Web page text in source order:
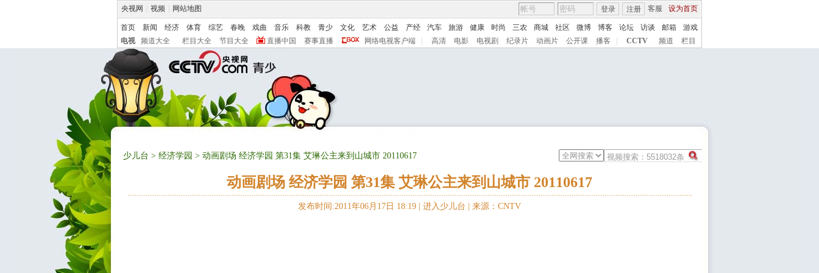
央视网 视频 网站地图 客服 设为首页
登录 注册
首页 新闻 经济 体育 综艺 春晚 戏曲 音乐 科教 青少 文化 艺术 公益 产经 汽车 旅游 健康 时尚 三农 商城 社区 微博 博客 论坛 访谈 邮箱
游戏
电视
频道大全 栏目大全 节目大全 直播中国 赛事直播 网络电视客户端 高清 电影 电视剧 纪录片 动画片 公开课 播客 CCTV 频道 栏目
少儿台 > 经济学园 > 动画剧场 经济学园 第31集 艾琳公主来到山城市 20110617
动画剧场 经济学园 第31集 艾琳公主来到山城市 20110617
发布时间:2011年06月17日 18:19 | 进入少儿台 来源：CNTV